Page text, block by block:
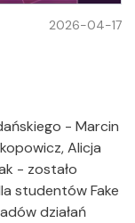
2026-04-17
- Marcin
Alicja
- zostało
studentów Fake
działań